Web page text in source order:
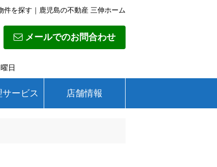
件を探す｜鹿児島の不動産 三伸ホーム
メールでのお問合わせ
日
ービス 店舗情報